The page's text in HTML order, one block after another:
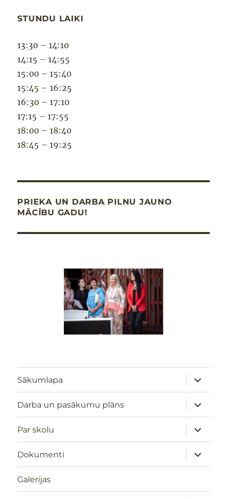
STUNDU LAIKI
13:30 – 14:10
14:15 – 14:55
15:00 – 15:40
15:45 – 16:25
16:30 – 17:10
17:15 – 17:55
18:00 – 18:40
18:45 – 19:25
PRIEKA UN DARBA PILNU JAUNO
MĀCĪBU GADU!
Sākumlapa
izvērst
Darba un pasākumu plāns
izvērst
Par skolu
izvērst
Dokumenti
izvērst
Galerijas